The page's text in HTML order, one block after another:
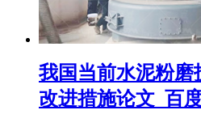
我国当前水泥粉磨
改进措施论文_百